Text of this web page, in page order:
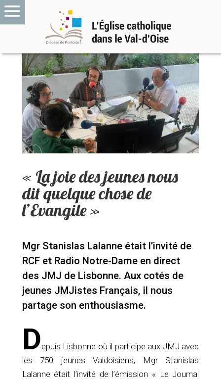
« La joie des jeunes nous
dit quelque chose de
l’Evangile »
Mgr Stanislas Lalanne était l’invité de
RCF et Radio Notre-Dame en direct
des JMJ de Lisbonne. Aux cotés de
jeunes JMJistes Français, il nous
partage son enthousiasme.
Depuis Lisbonne où il participe aux JMJ avec
les 750 jeunes Valdoisiens, Mgr Stanislas
Lalanne était l’invité de l’émission « Le Journal